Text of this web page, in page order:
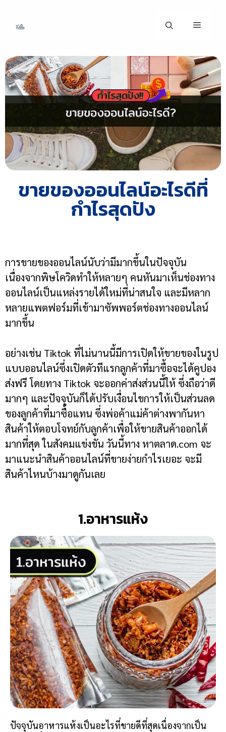
ขายของออนไลน์อะไรดีที่
กำไรสุดปัง
การขายของออนไลน์นับว่ามีมากขึ้นในปัจจุบัน
เนื่องจากพิษโควิดทำให้หลายๆ คนหันมาเห็นช่องทาง
ออนไลน์เป็นแหล่งรายได้ใหม่ที่น่าสนใจ และมีหลาก
หลายแพตฟอร์มที่เข้ามาซัพพอร์ตช่องทางออนไลน์
มากขึ้น
อย่างเช่น Tiktok ที่ไม่นานนี้มีการเปิดให้ขายของในรูป
แบบออนไลน์ซึ่งเปิดตัวทีแรกลูกค้าที่มาซื้อจะได้คูปอง
ส่งฟรีโดยทาง Tiktok จะออกค่าส่งส่วนนี้ให้ ซึ่งถือว่าดี
มากๆ และปัจจุบันก็ได้ปรับเงื่อนไขการให้เป็นส่วนลด
ของลูกค้าที่มาซื้อแทน ซึ่งพ่อค้าแม่ค้าต่างพากันหา
สินค้าให้ตอบโจทย์กับลูกค้าเพื่อให้ขายสินค้าออกได้
มากที่สุด ในสังคมแข่งขัน วันนี้ทาง หาตลาด.com จะ
มาแนะนำสินค้าออนไลน์ที่ขายง่ายกำไรเยอะ จะมี
สินค้าไหนบ้างมาดูกันเลย
1.อาหารแห้ง
ปัจจุบันอาหารแห้งเป็นอะไรที่ขายดีที่สุดเนื่องจากเป็น